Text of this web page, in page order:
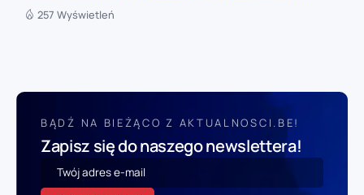
257 Wyświetleń
BĄDŹ NA BIEŻĄCO Z AKTUALNOSCI.BE!
Zapisz się do naszego newslettera!